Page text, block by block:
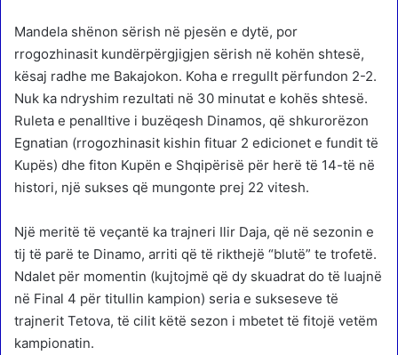
Mandela shënon sërish në pjesën e dytë, por
rrogozhinasit kundërpërgjigjen sërish në kohën shtesë,
kësaj radhe me Bakajokon. Koha e rregullt përfundon 2-2.
Nuk ka ndryshim rezultati në 30 minutat e kohës shtesë.
Ruleta e penalltive i buzëqesh Dinamos, që shkurorëzon
Egnatian (rrogozhinasit kishin fituar 2 edicionet e fundit të
Kupës) dhe fiton Kupën e Shqipërisë për herë të 14-të në
histori, një sukses që mungonte prej 22 vitesh.
Një meritë të veçantë ka trajneri Ilir Daja, që në sezonin e
tij të parë te Dinamo, arriti që të rikthejë “blutë” te trofetë.
Ndalet për momentin (kujtojmë që dy skuadrat do të luajnë
në Final 4 për titullin kampion) seria e sukseseve të
trajnerit Tetova, të cilit këtë sezon i mbetet të fitojë vetëm
kampionatin.